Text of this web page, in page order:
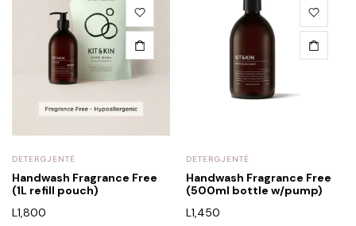
DETERGJENTË
Handwash Fragrance Free
(1L refill pouch)
L1,800
DETERGJENTË
Handwash Fragrance Free
(500ml bottle w/pump)
L1,450